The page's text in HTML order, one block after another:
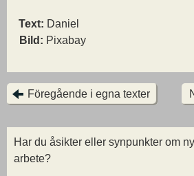
Text: Daniel
Bild: Pixabay
Föregående i egna texter
Har du åsikter eller synpunkter om
arbete?